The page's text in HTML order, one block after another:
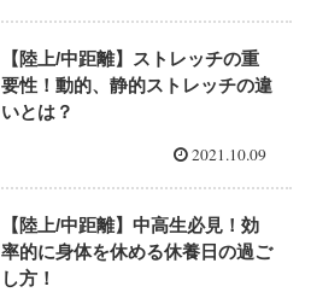
【陸上/中距離】ストレッチの重
要性！動的、静的ストレッチの違
いとは？
2021.10.09
【陸上/中距離】中高生必見！効
率的に身体を休める休養日の過ご
し方！